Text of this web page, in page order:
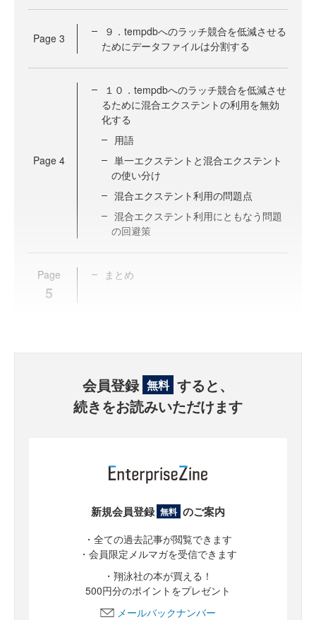
Page 3
９．tempdbへのラッチ競合を低減させる
ためにデータファイルは分割する
Page 4
１０．tempdbへのラッチ競合を低減させ
るために混合エクステントの利用を無効
化する
用語
単一エクステントと混合エクステント
の使い分け
混合エクステント利用の問題点
混合エクステント利用にともなう問題
の回避策
Page
5
まとめ
会員登録 無料 すると、
続きをお読みいただけます
新規会員登録 無料 のご案内
・全ての過去記事が閲覧できます
・会員限定メルマガを受信できます
・翔泳社の本が買える！
500円分のポイントをプレゼント
メールバックナンバー